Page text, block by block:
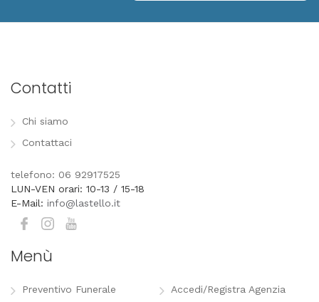
Contatti
Chi siamo
Contattaci
telefono: 06 92917525
LUN-VEN orari: 10-13 / 15-18
E-Mail: info@lastello.it
Menù
Preventivo Funerale
Accedi/Registra Agenzia